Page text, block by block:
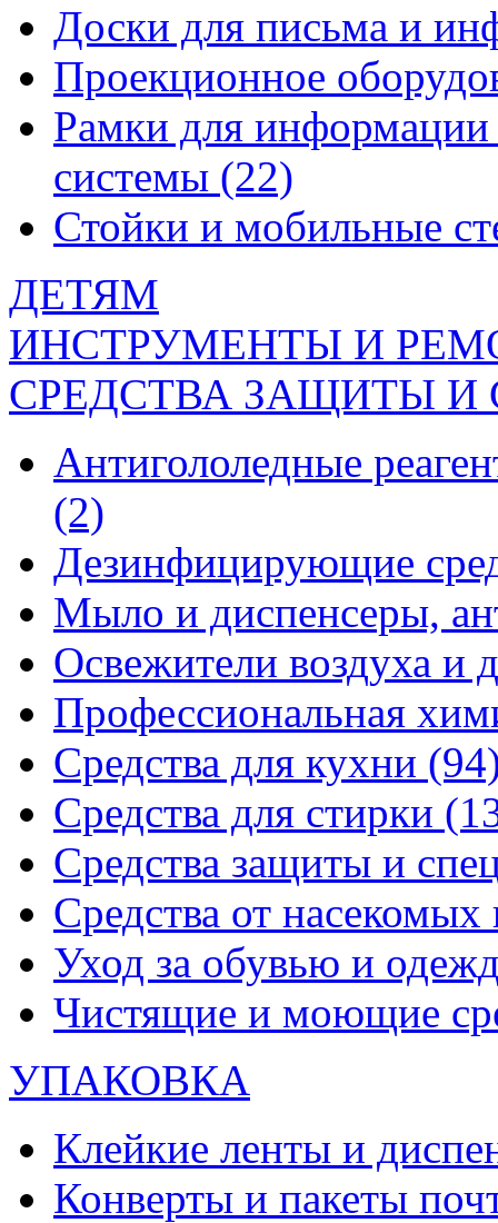
Доски для письма и
Проекционное
Рамки для
системы (22)
Стойки и мобильные
ДЕТЯМ
ИНСТРУМЕНТЫ И
СРЕДСТВА ЗАЩИТЫ
Антигололедные
(2)
Дезинфицирующие
Мыло и диспенсеры,
Освежители воздуха и
Профессиональная
Средства для кухни
Средства для стирки
Средства защиты и
Средства от
Уход за обувью и
Чистящие и моющие
УПАКОВКА
Клейкие ленты и
Конверты и пакеты